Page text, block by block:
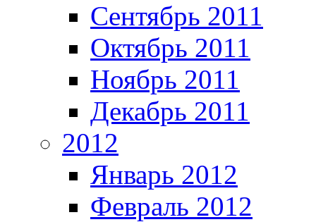
Сентябрь 2011
Октябрь 2011
Ноябрь 2011
Декабрь 2011
2012
Январь 2012
Февраль 2012